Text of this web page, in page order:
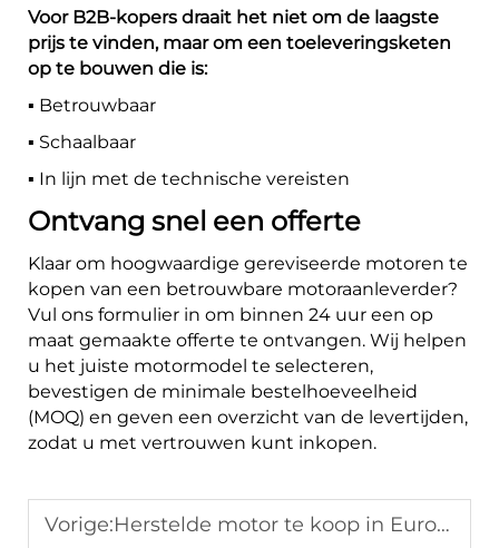
Voor B2B-kopers draait het niet om de laagste
prijs te vinden, maar om een toeleveringsketen
op te bouwen die is:
▪️ Betrouwbaar
▪️ Schaalbaar
▪️ In lijn met de technische vereisten
Ontvang snel een offerte
Klaar om hoogwaardige gereviseerde motoren te
kopen van een betrouwbare motoraanleverder?
Vul ons formulier in om binnen 24 uur een op
maat gemaakte offerte te ontvangen. Wij helpen
u het juiste motormodel te selecteren,
bevestigen de minimale bestelhoeveelheid
(MOQ) en geven een overzicht van de levertijden,
zodat u met vertrouwen kunt inkopen.
Vorige:Herstelde motor te koop in Europa: Een gids voor B2B-kopers (2026)